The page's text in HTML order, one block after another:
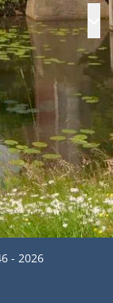
- 2026